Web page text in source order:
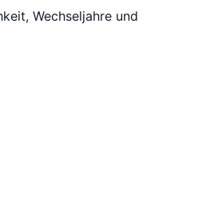
Wechseljahre und